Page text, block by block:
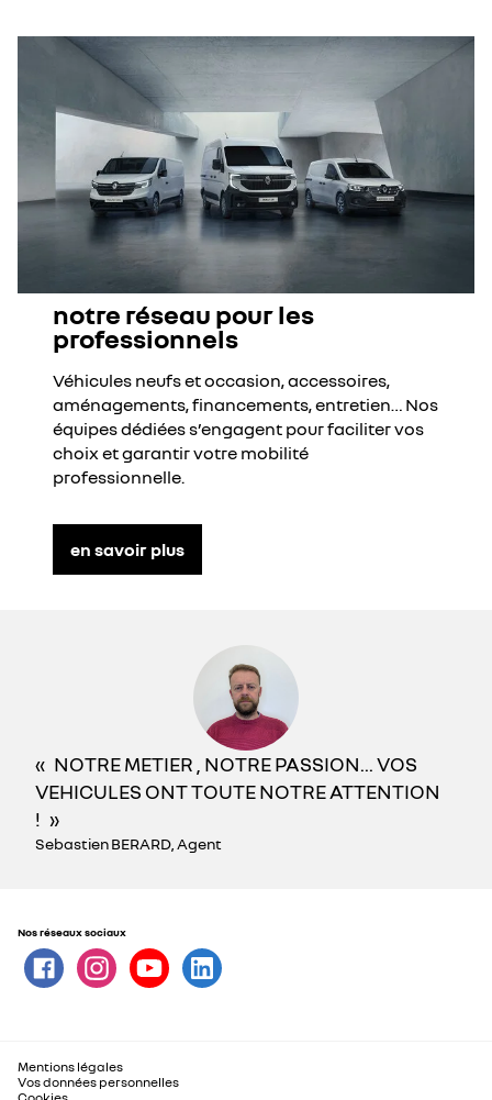
notre réseau pour les
professionnels
Véhicules neufs et occasion, accessoires,
aménagements, financements, entretien… Nos
équipes dédiées s’engagent pour faciliter vos
choix et garantir votre mobilité
professionnelle.
en savoir plus
NOTRE METIER , NOTRE PASSION... VOS
VEHICULES ONT TOUTE NOTRE ATTENTION
!
Sebastien BERARD, Agent
Nos réseaux sociaux
Mentions légales
Vos données personnelles